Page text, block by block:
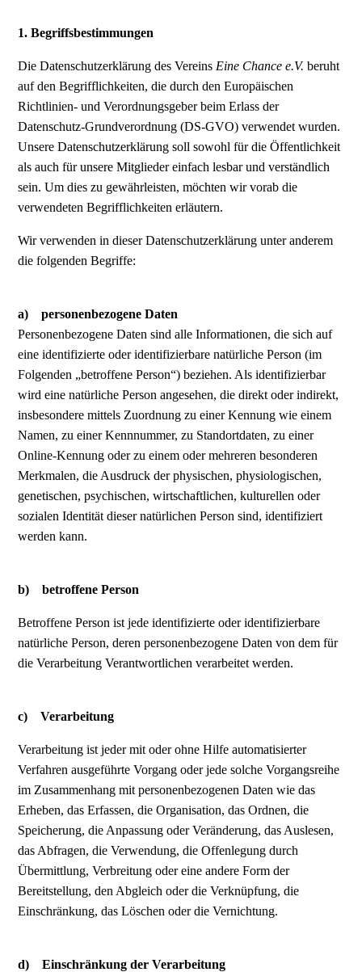
1. Begriffsbestimmungen
Die Datenschutzerklärung des Vereins Eine Chance e.V. beruht
auf den Begrifflichkeiten, die durch den Europäischen
Richtlinien- und Verordnungsgeber beim Erlass der
Datenschutz-Grundverordnung (DS-GVO) verwendet wurden.
Unsere Datenschutzerklärung soll sowohl für die Öffentlichkeit
als auch für unsere Mitglieder einfach lesbar und verständlich
sein. Um dies zu gewährleisten, möchten wir vorab die
verwendeten Begrifflichkeiten erläutern.
Wir verwenden in dieser Datenschutzerklärung unter anderem
die folgenden Begriffe:
a) personenbezogene Daten
Personenbezogene Daten sind alle Informationen, die sich auf
eine identifizierte oder identifizierbare natürliche Person (im
Folgenden „betroffene Person“) beziehen. Als identifizierbar
wird eine natürliche Person angesehen, die direkt oder indirekt,
insbesondere mittels Zuordnung zu einer Kennung wie einem
Namen, zu einer Kennnummer, zu Standortdaten, zu einer
Online-Kennung oder zu einem oder mehreren besonderen
Merkmalen, die Ausdruck der physischen, physiologischen,
genetischen, psychischen, wirtschaftlichen, kulturellen oder
sozialen Identität dieser natürlichen Person sind, identifiziert
werden kann.
b) betroffene Person
Betroffene Person ist jede identifizierte oder identifizierbare
natürliche Person, deren personenbezogene Daten von dem für
die Verarbeitung Verantwortlichen verarbeitet werden.
c) Verarbeitung
Verarbeitung ist jeder mit oder ohne Hilfe automatisierter
Verfahren ausgeführte Vorgang oder jede solche Vorgangsreihe
im Zusammenhang mit personenbezogenen Daten wie das
Erheben, das Erfassen, die Organisation, das Ordnen, die
Speicherung, die Anpassung oder Veränderung, das Auslesen,
das Abfragen, die Verwendung, die Offenlegung durch
Übermittlung, Verbreitung oder eine andere Form der
Bereitstellung, den Abgleich oder die Verknüpfung, die
Einschränkung, das Löschen oder die Vernichtung.
d) Einschränkung der Verarbeitung